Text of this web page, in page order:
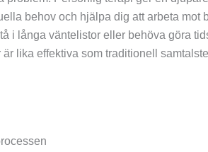
behov och hjälpa dig att arbeta mot
i långa väntelistor eller behöva göra
lika effektiva som traditionell